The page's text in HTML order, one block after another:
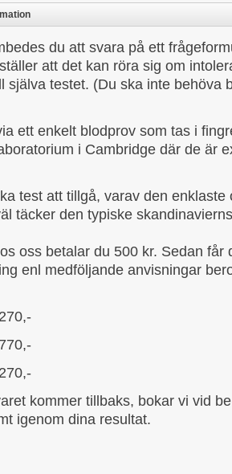
du att svara på ett
att det kan röra sig om
själva testet. (Du ska inte behöva
ett enkelt blodprov som tas i
i Cambridge där de är
test att tillgå, varav den enklaste
täcker den typiske
oss betalar du 500 kr. Sedan får
enl medföljande anvisningar
270,-
770,-
kommer tillbaks, bokar vi vid
igenom dina resultat.